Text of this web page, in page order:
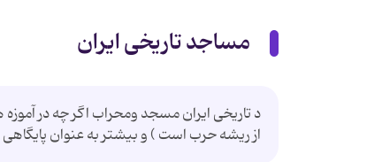
مساجد تاریخی ایران
د تاریخی ایران مسجد ومحراب اگر چه در
از ریشه حرب است ) و بیشتر به عنوان پایگاهی